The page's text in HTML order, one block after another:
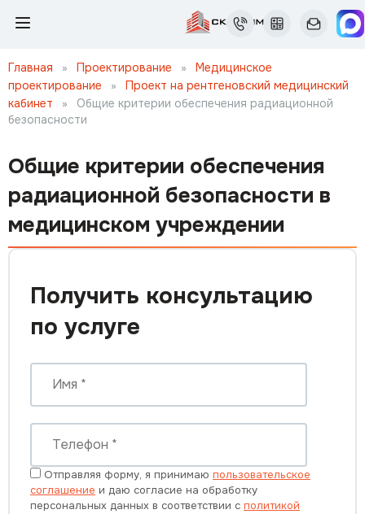
Главная » Проектирование »
Медицинское
проектирование
»
Проект на рентгеновский медицинский
кабинет
»
Общие критерии обеспечения радиационной
безопасности
Общие критерии обеспечения
радиационной безопасности в
медицинском учреждении
Получить консультацию
по услуге
Отправляя форму, я принимаю пользовательское
соглашение и даю согласие на обработку
персональных данных в соответствии с политикой